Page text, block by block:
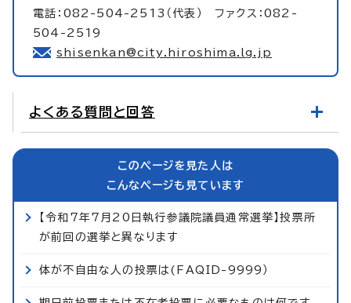
電話：082-504-2513（代表） ファクス：082-
504-2519
shisenkan@city.hiroshima.lg.jp
よくある質問と回答
このページを見た人は
こんなページも見ています
【令和7年7月20日執行参議院議員通常選挙】投票所
が前回の選挙と異なります
体が不自由な人の投票は(FAQID-9999）